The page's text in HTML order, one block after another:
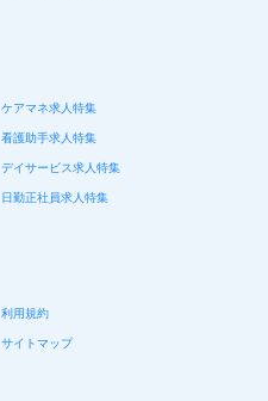
ケアマネ求人特集
看護助手求人特集
デイサービス求人特集
日勤正社員求人特集
利用規約
サイトマップ